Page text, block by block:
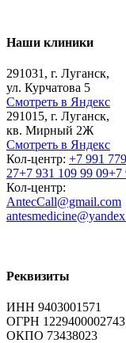
Наши клиники
291031, г. Луганск,
ул. Курчатова 5
Смотреть в Яндекс
291015, г. Луганск,
кв. Мирный 2Ж
Смотреть в Яндекс
Кол-центр: +7 991
27+7 931 109 99 09+7
Кол-центр:
AntecCall@gmail.com
Реквизиты
ИНН 9403001571
ОГРН 1229400002743
ОКПО 73438023